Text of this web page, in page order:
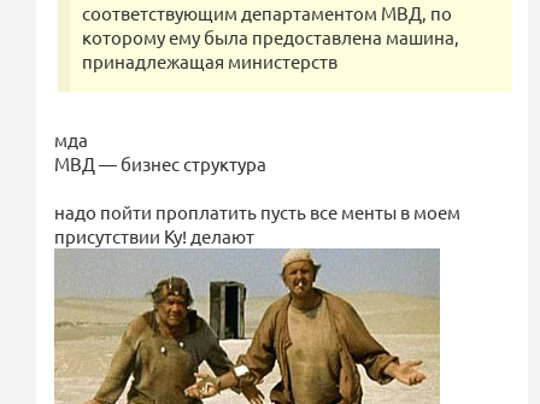
соответствующим департаментом МВД, по
которому ему была предоставлена машина,
принадлежащая министерств
мда
МВД — бизнес структура
надо пойти проплатить пусть все менты в моем
присутствии Ку! делают